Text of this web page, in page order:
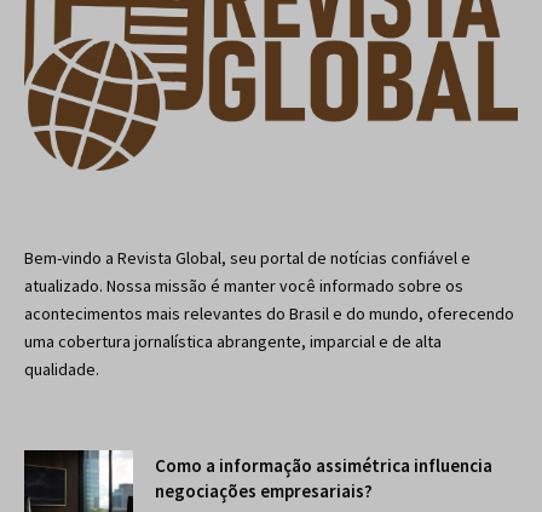
Bem-vindo a Revista Global, seu portal de notícias confiável e
atualizado. Nossa missão é manter você informado sobre os
acontecimentos mais relevantes do Brasil e do mundo, oferecendo
uma cobertura jornalística abrangente, imparcial e de alta
qualidade.
Como a informação assimétrica influencia
negociações empresariais?